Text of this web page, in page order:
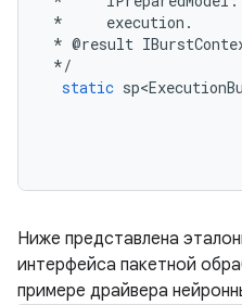
*
execution .
* @result
*/
static
Ниже представлена
интерфейса пакетной
примере драйвера